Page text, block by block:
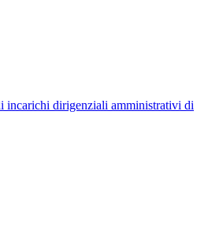
incarichi dirigenziali amministrativi di